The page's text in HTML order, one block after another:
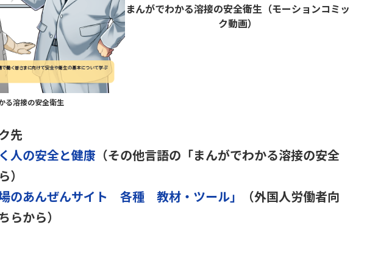
る溶接の安全衛生
まんがでわかる溶接の安全衛生（モーションコミッ
ク動画）
先
人の安全と健康 （その他言語の「まんがでわかる溶接の安全
）
のあんぜんサイト 各種 教材・ツール」
（外国人労働者向
らから）